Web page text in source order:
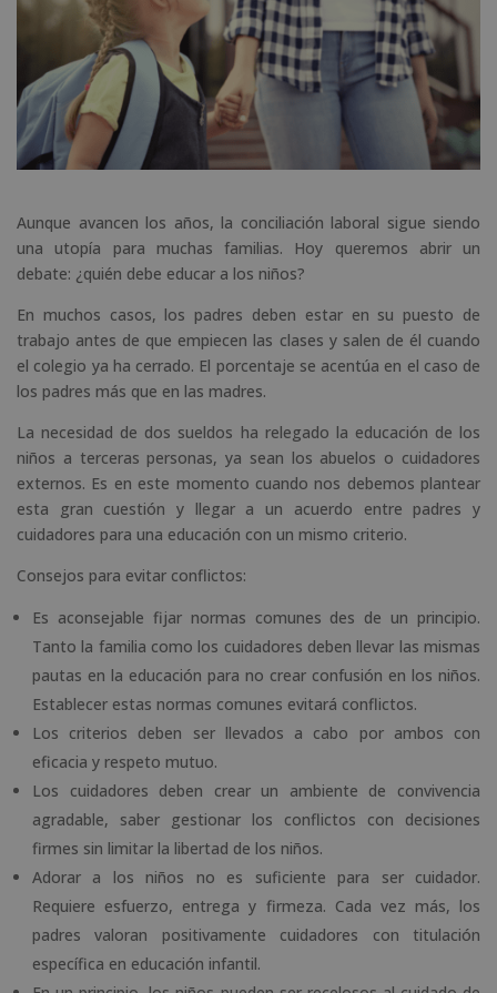
Aunque avancen los años, la conciliación laboral sigue siendo
una utopía para muchas familias. Hoy queremos abrir un
debate: ¿quién debe educar a los niños?
En muchos casos, los padres deben estar en su puesto de
trabajo antes de que empiecen las clases y salen de él cuando
el colegio ya ha cerrado. El porcentaje se acentúa en el caso de
los padres más que en las madres.
La necesidad de dos sueldos ha relegado la educación de los
niños a terceras personas, ya sean los abuelos o cuidadores
externos. Es en este momento cuando nos debemos plantear
esta gran cuestión y llegar a un acuerdo entre padres y
cuidadores para una educación con un mismo criterio.
Consejos para evitar conflictos:
Es aconsejable fijar normas comunes des de un principio.
Tanto la familia como los cuidadores deben llevar las mismas
pautas en la educación para no crear confusión en los niños.
Establecer estas normas comunes evitará conflictos.
Los criterios deben ser llevados a cabo por ambos con
eficacia y respeto mutuo.
Los cuidadores deben crear un ambiente de convivencia
agradable, saber gestionar los conflictos con decisiones
firmes sin limitar la libertad de los niños.
Adorar a los niños no es suficiente para ser cuidador.
Requiere esfuerzo, entrega y firmeza. Cada vez más, los
padres valoran positivamente cuidadores con titulación
específica en educación infantil.